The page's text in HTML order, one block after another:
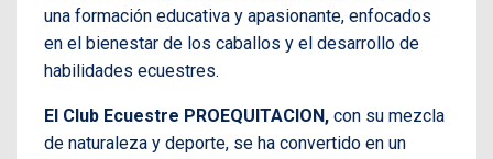
una formación educativa y apasionante, enfocados
en el bienestar de los caballos y el desarrollo de
habilidades ecuestres.
El Club Ecuestre PROEQUITACION, con su mezcla
de naturaleza y deporte, se ha convertido en un